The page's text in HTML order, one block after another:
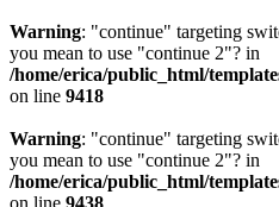
Warning: "continue" targeting
you mean to use "continue 2"? in
/home/erica/public_html/
on line 9418
Warning: "continue" targeting
you mean to use "continue 2"? in
/home/erica/public_html/
on line 9438